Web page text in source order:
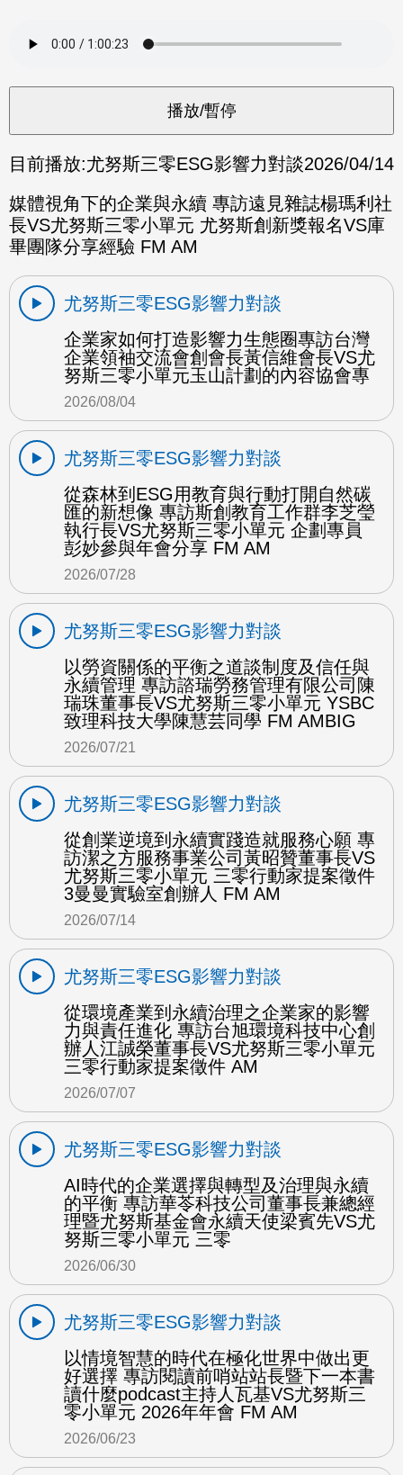
目前播放:尤努斯三零ESG影響力對談2026/04/14
媒體視角下的企業與永續 專訪遠見雜誌楊瑪利社
長VS尤努斯三零小單元 尤努斯創新獎報名VS庫
畢團隊分享經驗 FM AM
尤努斯三零ESG影響力對談
企業家如何打造影響力生態圈專訪台灣
企業領袖交流會創會長黃信維會長VS尤
努斯三零小單元玉山計劃的內容協會專
2026/08/04
尤努斯三零ESG影響力對談
從森林到ESG用教育與行動打開自然碳
匯的新想像 專訪斯創教育工作群李芝瑩
執行長VS尤努斯三零小單元 企劃專員
彭妙參與年會分享 FM AM
2026/07/28
尤努斯三零ESG影響力對談
以勞資關係的平衡之道談制度及信任與
永續管理 專訪諮瑞勞務管理有限公司陳
瑞珠董事長VS尤努斯三零小單元 YSBC
致理科技大學陳慧芸同學 FM AMBIG
2026/07/21
尤努斯三零ESG影響力對談
從創業逆境到永續實踐造就服務心願 專
訪潔之方服務事業公司黃昭贊董事長VS
尤努斯三零小單元 三零行動家提案徵件
3曼曼實驗室創辦人 FM AM
2026/07/14
尤努斯三零ESG影響力對談
從環境產業到永續治理之企業家的影響
力與責任進化 專訪台旭環境科技中心創
辦人江誠榮董事長VS尤努斯三零小單元
三零行動家提案徵件 AM
2026/07/07
尤努斯三零ESG影響力對談
AI時代的企業選擇與轉型及治理與永續
的平衡 專訪華苓科技公司董事長兼總經
理暨尤努斯基金會永續天使梁賓先VS尤
努斯三零小單元 三零
2026/06/30
尤努斯三零ESG影響力對談
以情境智慧的時代在極化世界中做出更
好選擇 專訪閱讀前哨站站長暨下一本書
讀什麼podcast主持人瓦基VS尤努斯三
零小單元 2026年年會 FM AM
2026/06/23